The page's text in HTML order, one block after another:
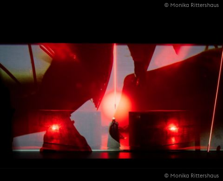
© Monika Rittershaus
© Monika Rittershaus